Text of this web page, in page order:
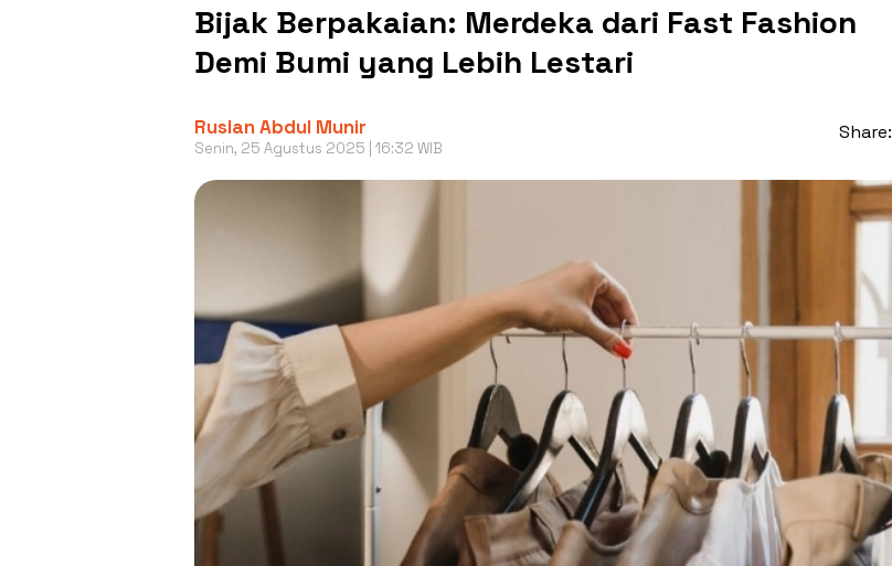
Bijak Berpakaian: Merdeka dari Fast Fashion
Demi Bumi yang Lebih Lestari
Ruslan Abdul Munir
Senin, 25 Agustus 2025 | 16:32 WIB
Share: